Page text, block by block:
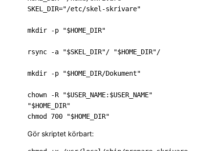
SKEL_DIR="/etc/skel-skrivare"
mkdir -p "$HOME_DIR"
rsync -a "$SKEL_DIR"/ "$HOME_DIR"/
mkdir -p "$HOME_DIR/Dokument"
chown -R "$USER_NAME:$USER_NAME"
"$HOME_DIR"
Gör skriptet körbart: